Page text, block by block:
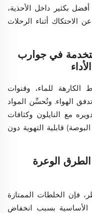
بكثير داخل الأحذية،
الاحتكاك أثناء الرحلات
في جوارب
الكارهة للماء، وقنوات
الهواء. وتُحسِّن المواد
مع النايلون وكثافات
(من 18 إلى 22 إبرة في البوصة) قابلية التهوية دون
الوعرة
فإن الخلطات الممتازة
بالمواد الأساسية بسبب انخفاض